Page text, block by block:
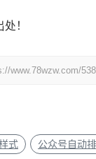
！
www.78wzw.com/
式 公众号自动